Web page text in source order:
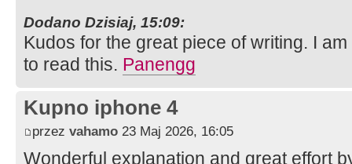
Dodano Dzisiaj, 15:09:
Kudos for the great piece of writing. I
to read this. Panengg
Kupno iphone 4
przez vahamo 23 Maj 2026, 16:05
Wonderful explanation and great effort